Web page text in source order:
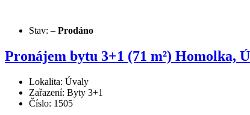
Stav: – Prodáno
Pronájem bytu 3+1 (71 m²) Homolka,
Lokalita: Úvaly
Zařazení: Byty 3+1
Číslo: 1505